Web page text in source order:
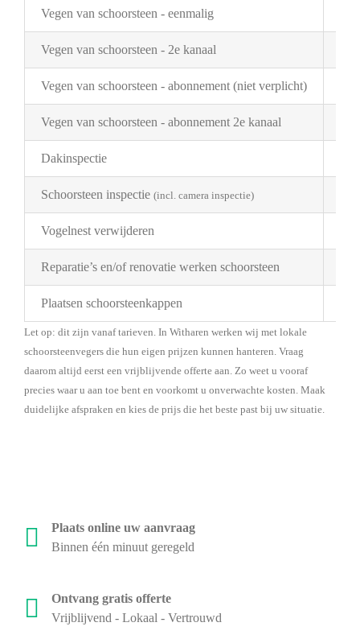
Vegen van schoorsteen - eenmalig
Vegen van schoorsteen - 2e kanaal
Vegen van schoorsteen - abonnement (niet verplicht)
Vegen van schoorsteen - abonnement 2e kanaal
Dakinspectie
Schoorsteen inspectie (incl. camera inspectie)
Vogelnest verwijderen
Reparatie’s en/of renovatie werken schoorsteen
Plaatsen schoorsteenkappen
Let op: dit zijn vanaf tarieven. In Witharen werken wij met lokale
schoorsteenvegers die hun eigen prijzen kunnen hanteren. Vraag
daarom altijd eerst een vrijblijvende offerte aan. Zo weet u vooraf
precies waar u aan toe bent en voorkomt u onverwachte kosten. Maak
duidelijke afspraken en kies de prijs die het beste past bij uw situatie.
Plaats online uw aanvraag
Binnen één minuut geregeld
Ontvang gratis offerte
Vrijblijvend - Lokaal - Vertrouwd